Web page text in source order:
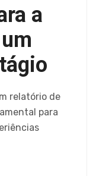
a
relatório de
para